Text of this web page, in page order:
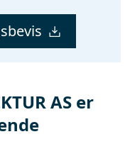
AS er